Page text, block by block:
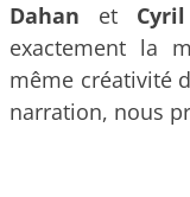
Dahan et
exactement la
même créativité
narration, nous